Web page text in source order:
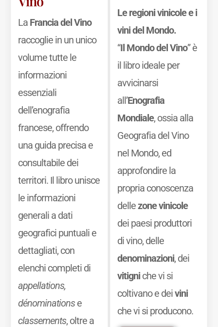
La Francia del Vino
raccoglie in un unico
volume tutte le
informazioni
essenziali
dell’enografia
francese, offrendo
una guida precisa e
consultabile dei
territori. Il libro unisce
le informazioni
generali a dati
geografici puntuali e
dettagliati, con
elenchi completi di
appellations,
dénominationse
classements, oltre a
Le regioni vinicole e i
vini del Mondo.
“Il Mondo del Vino” è
il libro ideale per
avvicinarsi
all’Enografia
Mondiale, ossia alla
Geografia del Vino
nel Mondo, ed
approfondire la
propria conoscenza
dellezone vinicole
dei paesi produttori
di vino, delle
denominazioni, dei
vitigniche vi si
coltivano e deivini
che vi si producono.